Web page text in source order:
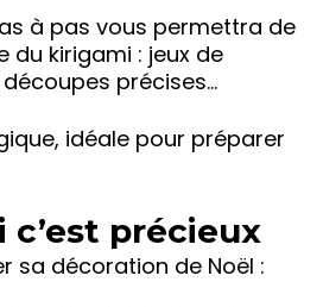
à pas vous permettra de
du kirigami : jeux de
précises…
idéale pour préparer
c’est précieux
sa décoration de Noël :